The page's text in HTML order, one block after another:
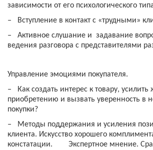
зависимости от его психологического
‒
Вступление в контакт с «трудными»
‒
Активное слушание и задавание
ведения разговора с представителями
Управление эмоциями покупателя.
‒
Как создать интерес к товару,
приобретению и вызвать уверенность в
покупки?
‒
Методы поддержания и усиления
клиента. Искусство хорошего
констатации. Экспертное мнение.